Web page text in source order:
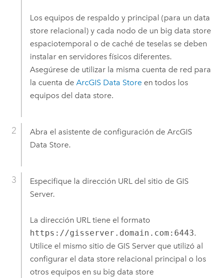
Los equipos de respaldo y principal (para un data
store relacional) y cada nodo de un big data store
espaciotemporal o de caché de teselas se deben
instalar en servidores físicos diferentes.
Asegúrese de utilizar la misma cuenta de red para
la cuenta de ArcGIS Data Storeen todos los
equipos del data store.
Abra el asistente de configuración de ArcGIS
Data Store.
Especifique la dirección URL del sitio de GIS
Server.
La dirección URL tiene el formato
https://gisserver.domain.com:6443.
Utilice el mismo sitio de GIS Serverque utilizó al
configurar el data store relacional principal o los
otros equipos en su big data store